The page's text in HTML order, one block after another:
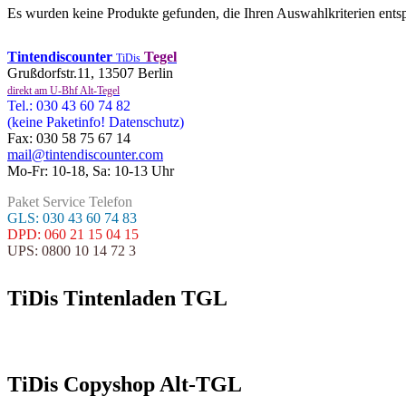
Es wurden keine Produkte gefunden, die Ihren Auswahlkriterien
Tintendiscounter TiDis Tegel
Grußdorfstr.11, 13507 Berlin
direkt am U-Bhf Alt-Tegel
Tel.: 030 43 60 74 82
(keine Paketinfo! Datenschutz)
Fax: 030 58 75 67 14
mail@tintendiscounter.com
Mo-Fr: 10-18, Sa: 10-13 Uhr
Paket Service Telefon
GLS: 030 43 60 74 83
DPD: 060 21 15 04 15
UPS: 0800 10 14 72 3
TiDis Tintenladen TGL
TiDis Copyshop Alt-TGL